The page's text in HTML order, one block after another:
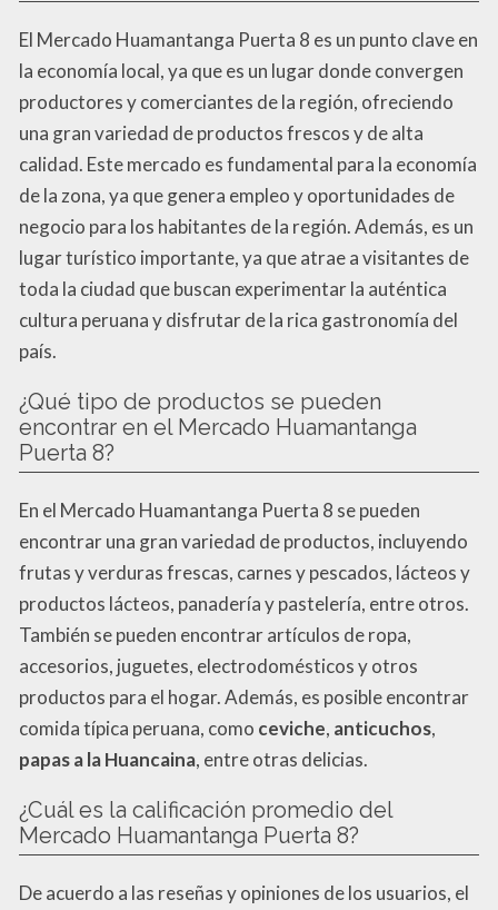
El Mercado Huamantanga Puerta 8 es un punto clave en
la economía local, ya que es un lugar donde convergen
productores y comerciantes de la región, ofreciendo
una gran variedad de productos frescos y de alta
calidad. Este mercado es fundamental para la economía
de la zona, ya que genera empleo y oportunidades de
negocio para los habitantes de la región. Además, es un
lugar turístico importante, ya que atrae a visitantes de
toda la ciudad que buscan experimentar la auténtica
cultura peruana y disfrutar de la rica gastronomía del
país.
¿Qué tipo de productos se pueden
encontrar en el Mercado Huamantanga
Puerta 8?
En el Mercado Huamantanga Puerta 8 se pueden
encontrar una gran variedad de productos, incluyendo
frutas y verduras frescas, carnes y pescados, lácteos y
productos lácteos, panadería y pastelería, entre otros.
También se pueden encontrar artículos de ropa,
accesorios, juguetes, electrodomésticos y otros
productos para el hogar. Además, es posible encontrar
comida típica peruana, como ceviche, anticuchos,
papas a la Huancaina, entre otras delicias.
¿Cuál es la calificación promedio del
Mercado Huamantanga Puerta 8?
De acuerdo a las reseñas y opiniones de los usuarios, el